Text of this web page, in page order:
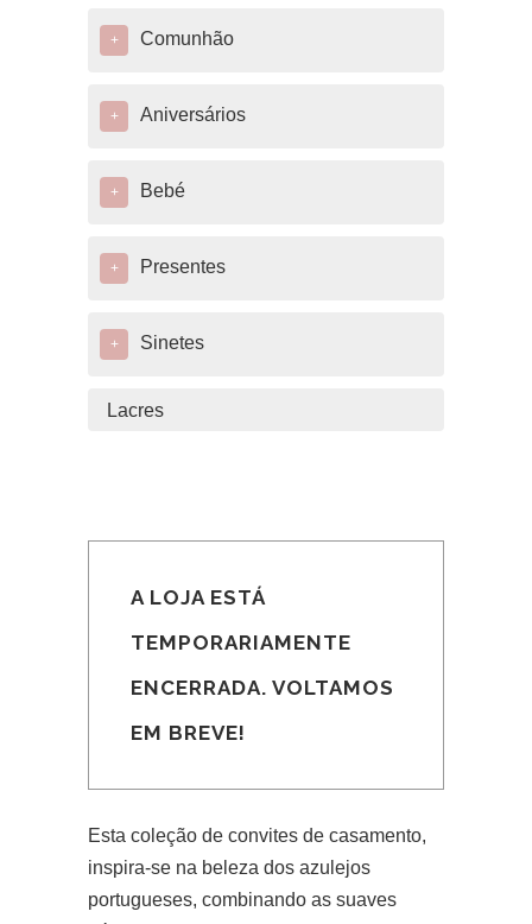
+ Comunhão
+ Aniversários
+ Bebé
+ Presentes
+ Sinetes
Lacres
A LOJA ESTÁ
TEMPORARIAMENTE
ENCERRADA. VOLTAMOS
EM BREVE!
Esta coleção de convites de casamento,
inspira-se na beleza dos azulejos
portugueses, combinando as suaves